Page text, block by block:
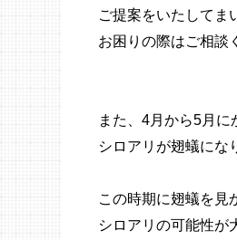
ご提案をいたしてま
お困りの際はご相談
また、4月から5月に
シロアリが翅蟻にな
この時期に翅蟻を見
シロアリの可能性が